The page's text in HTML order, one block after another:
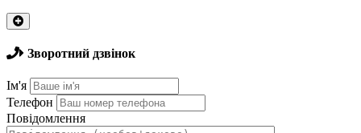
Зворотний дзвінок
Ім'я
Телефон
Повідомлення